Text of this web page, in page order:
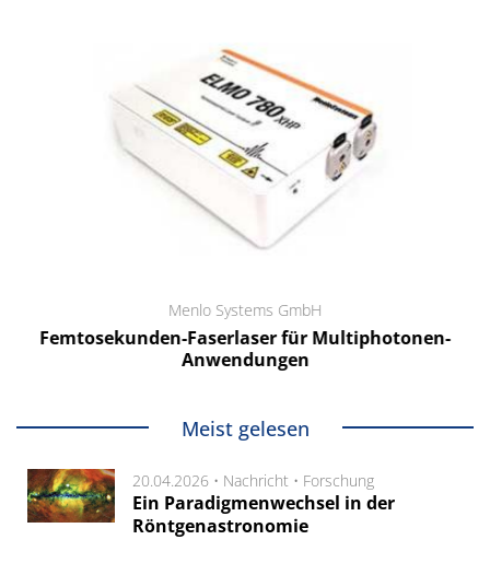
Menlo Systems GmbH
Femtosekunden-Faserlaser für Multiphotonen-
Anwendungen
Meist gelesen
20.04.2026 • Nachricht • Forschung
Ein Paradigmenwechsel in der
Röntgenastronomie